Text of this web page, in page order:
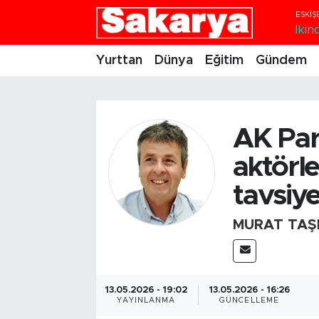
Yurttan Dünya Eğitim Gündem
AK
MURAT
13.05.2026 - 19:02
YAYINLANMA
13.05.2026 - 16:26
GÜNCELLEME
Eskişehirspor
Eskişehir Nöbetçi Eczaneler
Eskişehir Namaz Vakitleri
Eskişehir Trafik Yoğunluk Haritası
Süper Lig Puan Durumu ve Fikstür